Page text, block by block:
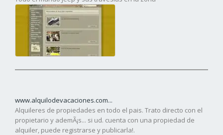
www.alquilodevacaciones.com...
Alquileres de propiedades en todo el pais. Trato directo con el
propietario y ademÃ¡s... si ud. cuenta con una propiedad de
alquiler, puede registrarse y publicarla!.